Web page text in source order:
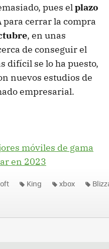
pues elplazo
para cerrar la compra
, en unas
de conseguir el
difícil se lo ha puesto,
nuevos estudios de
empresarial.
móviles de gama
en 2023
King xbox